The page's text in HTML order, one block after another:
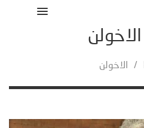
/ الاخولن